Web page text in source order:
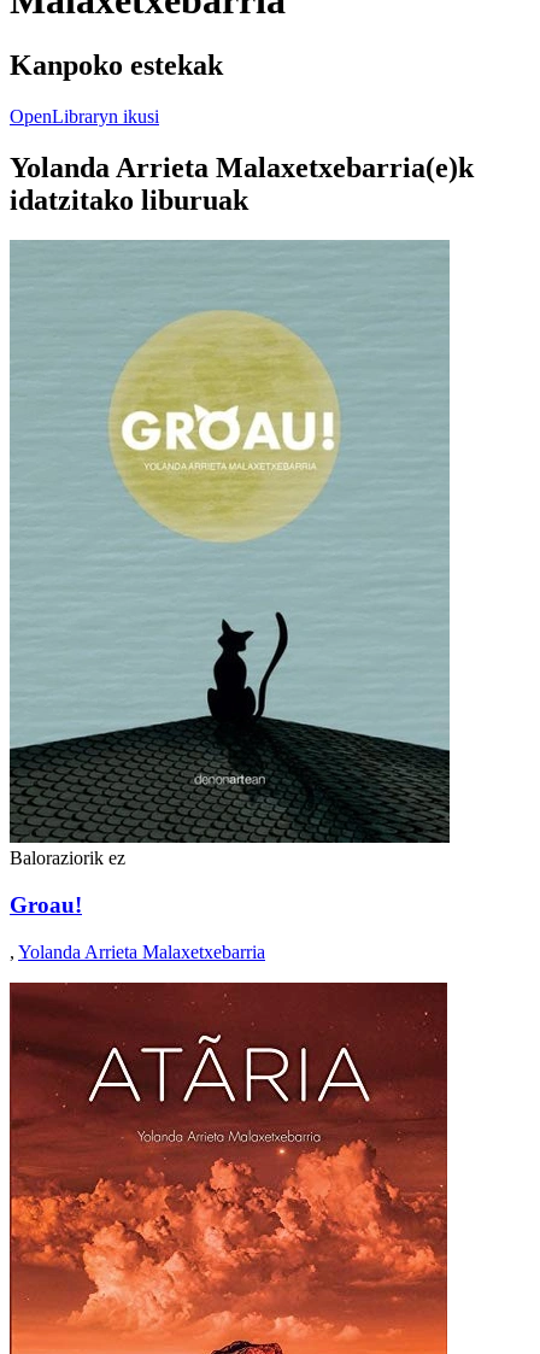
Kanpoko estekak
OpenLibraryn ikusi
Yolanda Arrieta Malaxetxebarria(e)k
idatzitako liburuak
Baloraziorik ez
Groau!
, Yolanda Arrieta Malaxetxebarria